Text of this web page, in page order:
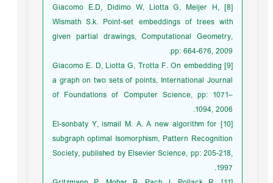
[8] Giacomo E.D, Didimo W, Liotta G, Meijer H,
Wismath S.k. Point-set embeddings of trees with
given partial drawings, Computational Geometry,
pp: 664-676, 2009.
[9] Giacomo E. D, Liotta G, Trotta F. On embedding
a graph on two sets of points, International Journal
of Foundations of Computer Science, pp: 1071–
1094, 2006.
[10] El-sonbaty Y, ismail M. A. A new algorithm for
subgraph optimal Isomorphism, Pattern Recognition
Society, published by Elsevier Science, pp: 205-218,
1997.